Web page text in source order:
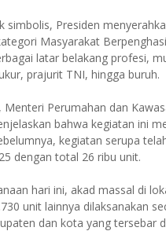
simbolis, Presiden
Masyarakat
latar belakang profesi,
prajurit TNI, hingga buruh.
Menteri Perumahan dan
bahwa kegiatan ini
kegiatan serupa
dengan total 26 ribu unit.
hari ini, akad massal di
unit lainnya dilaksanakan
dan kota yang tersebar